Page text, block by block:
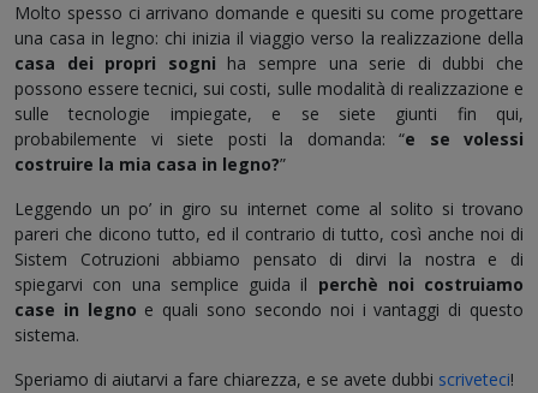
Molto spesso ci arrivano domande e quesiti su come progettare
una casa in legno: chi inizia il viaggio verso la realizzazione della
casa dei propri sogni ha sempre una serie di dubbi che
possono essere tecnici, sui costi, sulle modalità di realizzazione e
sulle tecnologie impiegate, e se siete giunti fin qui,
probabilemente vi siete posti la domanda: “e se volessi
costruire la mia casa in legno?”
Leggendo un po’ in giro su internet come al solito si trovano
pareri che dicono tutto, ed il contrario di tutto, così anche noi di
Sistem Cotruzioni abbiamo pensato di dirvi la nostra e di
spiegarvi con una semplice guida il perchè noi costruiamo
case in legno e quali sono secondo noi i vantaggi di questo
sistema.
Speriamo di aiutarvi a fare chiarezza, e se avete dubbi scriveteci!